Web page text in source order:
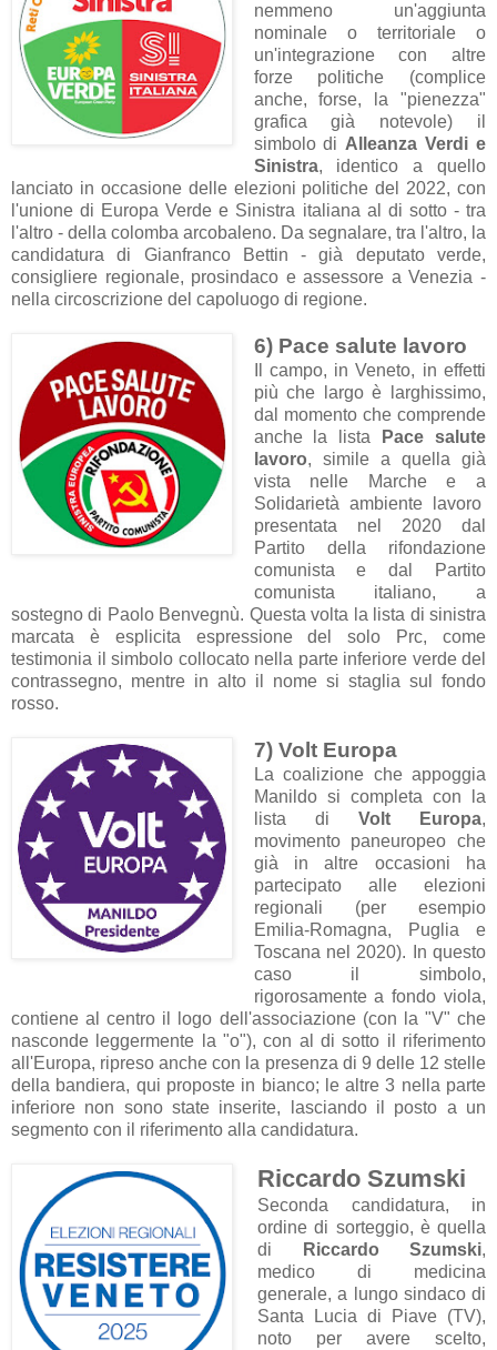
nemmeno un'aggiunta
nominale o territoriale o
un'integrazione con altre
forze politiche (complice
anche, forse, la "pienezza"
grafica già notevole) il
simbolo di Alleanza Verdi e
Sinistra, identico a quello
lanciato in occasione delle elezioni politiche del 2022, con
l'unione di Europa Verde e Sinistra italiana al di sotto - tra
l'altro - della colomba arcobaleno. Da segnalare, tra l'altro, la
candidatura di Gianfranco Bettin - già deputato verde,
consigliere regionale, prosindaco e assessore a Venezia -
nella circoscrizione del capoluogo di regione.
6) Pace salute lavoro
Il campo, in Veneto, in effetti
più che largo è larghissimo,
dal momento che comprende
anche la lista
Pace salute
lavoro, simile a quella già
vista nelle Marche e a
Solidarietà ambiente lavoro
presentata nel 2020 dal
Partito della rifondazione
comunista e dal Partito
comunista italiano, a
sostegno di Paolo Benvegnù. Questa volta la lista di sinistra
marcata è esplicita espressione del solo Prc, come
testimonia il simbolo collocato nella parte inferiore verde del
contrassegno, mentre in alto il nome si staglia sul fondo
rosso.
7) Volt Europa
La coalizione che appoggia
Manildo si completa con la
lista di Volt Europa,
movimento paneuropeo che
già in altre occasioni ha
partecipato alle elezioni
regionali (per esempio
Emilia-Romagna, Puglia e
Toscana nel 2020). In questo
caso il simbolo,
rigorosamente a fondo viola,
contiene al centro il logo dell'associazione (con la "V" che
nasconde leggermente la "o"), con al di sotto il riferimento
all'Europa, ripreso anche con la presenza di 9 delle 12 stelle
della bandiera, qui proposte in bianco; le altre 3 nella parte
inferiore non sono state inserite, lasciando il posto a un
segmento con il riferimento alla candidatura.
Riccardo Szumski
Seconda candidatura, in
ordine di sorteggio, è quella
di
Riccardo Szumski,
medico di medicina
generale, a lungo sindaco di
Santa Lucia di Piave (TV),
noto per avere scelto,